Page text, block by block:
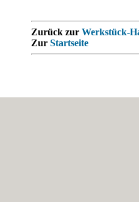
Zurück zur Werkstück-
Zur Startseite